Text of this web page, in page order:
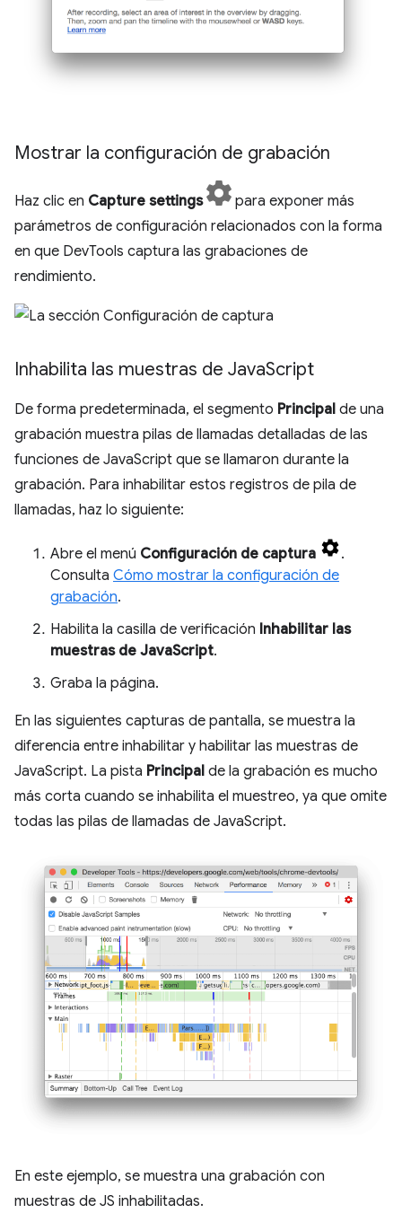
Mostrar la configuración de grabación
Haz clic en Capture settings
para exponer más
parámetros de configuración relacionados con la forma
en que DevTools captura las grabaciones de
rendimiento.
Inhabilita las muestras de JavaScript
De forma predeterminada, el segmento Principal de una
grabación muestra pilas de llamadas detalladas de las
funciones de JavaScript que se llamaron durante la
grabación. Para inhabilitar estos registros de pila de
llamadas, haz lo siguiente:
Abre el menú Configuración de captura
.
Consulta Cómo mostrar la configuración de
grabación.
Habilita la casilla de verificación Inhabilitar las
muestras de JavaScript.
Graba la página.
En las siguientes capturas de pantalla, se muestra la
diferencia entre inhabilitar y habilitar las muestras de
JavaScript. La pista Principal de la grabación es mucho
más corta cuando se inhabilita el muestreo, ya que omite
todas las pilas de llamadas de JavaScript.
En este ejemplo, se muestra una grabación con
muestras de JS inhabilitadas.